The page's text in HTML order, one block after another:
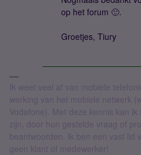
op het forum 🙂.
Groetjes, Tiury
Ik weet veel af van mobiele
werking van het mobiele netwerk
Vodafone). Met deze kennis kan
zijn, door hun gestelde vraag of
beantwoorden. Ik ben een vast lid
geen klant of medewerker!